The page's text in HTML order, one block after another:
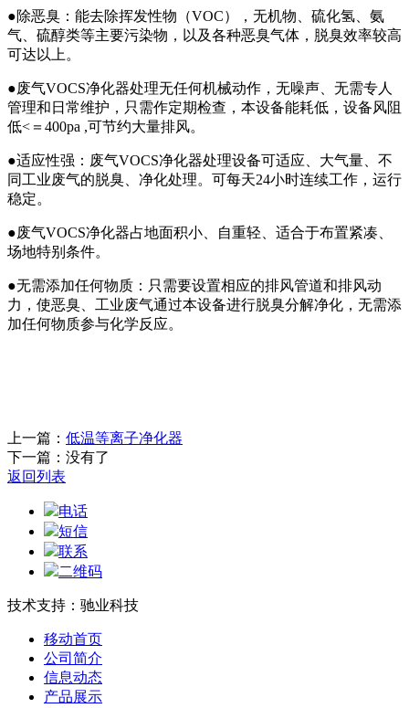
●除恶臭：能去除挥发性物（VOC），无机物、硫化氢、氨
气、硫醇类等主要污染物，以及各种恶臭气体，脱臭效率较高
可达以上。
●废气VOCS净化器处理无任何机械动作，无噪声、无需专人
管理和日常维护，只需作定期检查，本设备能耗低，设备风阻
低<＝400pa ,可节约大量排风。
●适应性强：废气VOCS净化器处理设备可适应、大气量、不
同工业废气的脱臭、净化处理。可每天24小时连续工作，运行
稳定。
●废气VOCS净化器占地面积小、自重轻、适合于布置紧凑、
场地特别条件。
●无需添加任何物质：只需要设置相应的排风管道和排风动
力，使恶臭、工业废气通过本设备进行脱臭分解净化，无需添
加任何物质参与化学反应。
上一篇： 低温等离子净化器
下一篇：没有了
返回列表
电话
短信
联系
二维码
技术支持：驰业科技
移动首页
公司简介
信息动态
产品展示